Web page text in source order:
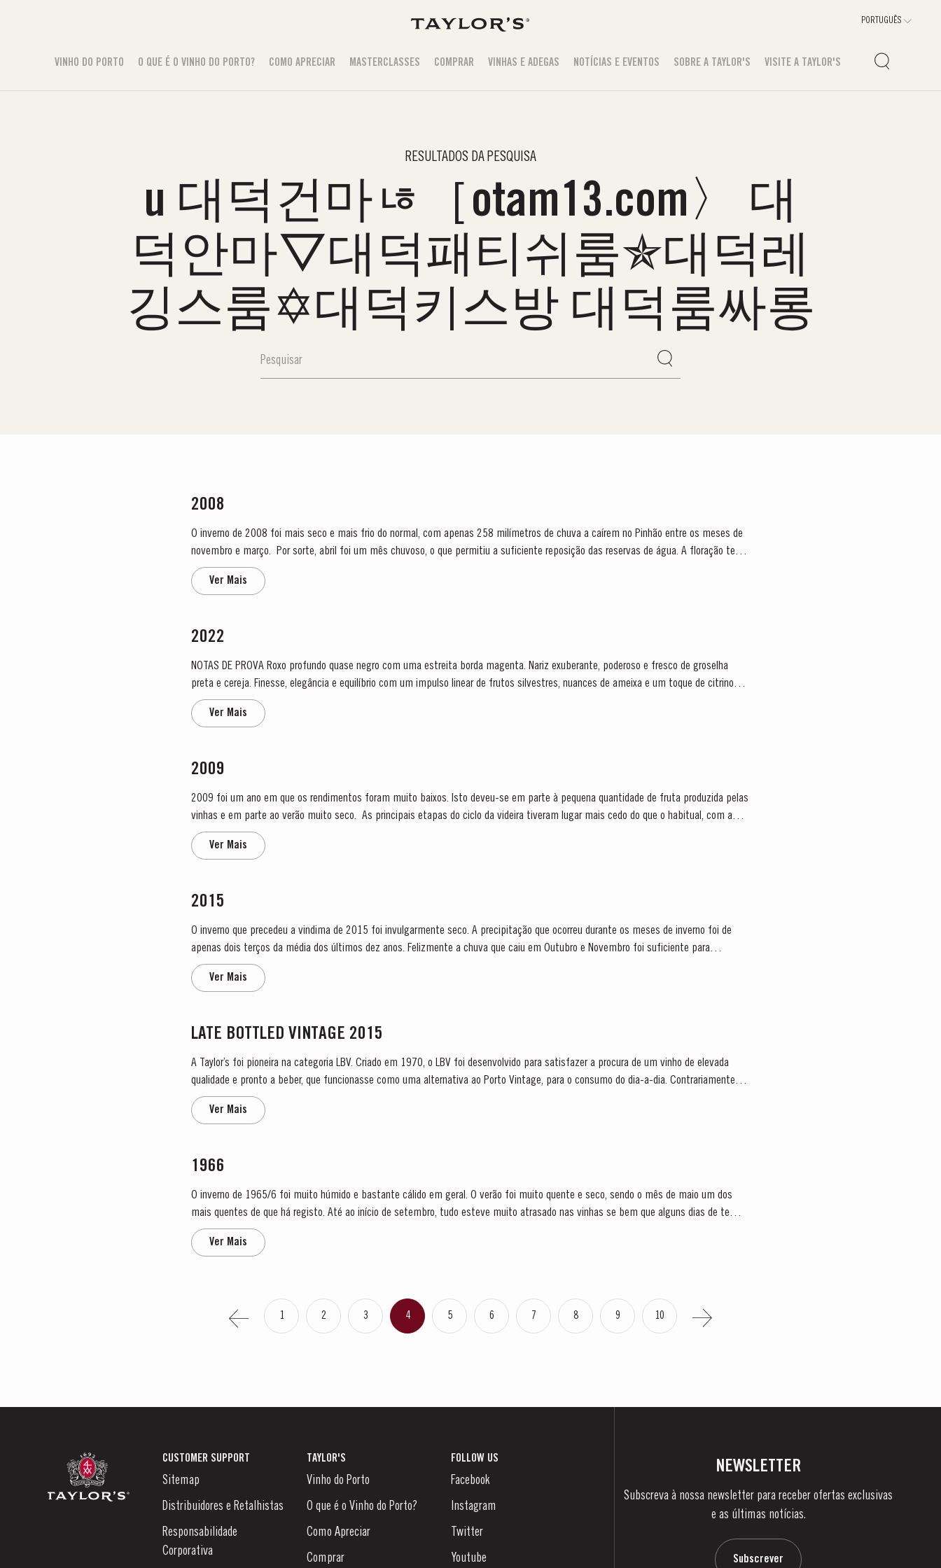
VINHO DO PORTO O QUE É O VINHO DO PORTO? COMO APRECIAR MASTERCLASSES COMPRAR VINHAS E ADEGAS NOTÍCIAS E EVENTOS SOBRE A TAYLOR'S VISITE A TAYLOR'S
RESULTADOS DA PESQUISA
u 대덕건마ㄶ［otam13.com〉 대
덕안마▽대덕패티쉬룸✯대덕레
깅스룸✡대덕키스방 대덕룸싸롱
2008
O inverno de 2008 foi mais seco e mais frio do normal, com apenas 258 milímetros de chuva a caírem no Pinhão entre os meses de
novembro e março. Por sorte, abril foi um mês chuvoso, o que permitiu a suficiente reposição das reservas de água. A floração teve
lugar em...
Ver Mais
2022
NOTAS DE PROVA Roxo profundo quase negro com uma estreita borda magenta. Nariz exuberante, poderoso e fresco de groselha
preta e cereja. Finesse, elegância e equilíbrio com um impulso linear de frutos silvestres, nuances de ameixa e um toque de citrinos e
marmelo. Este fundo denso é sobreposto por uma frescura encantadora...
Ver Mais
2009
2009 foi um ano em que os rendimentos foram muito baixos. Isto deveu-se em parte à pequena quantidade de fruta produzida pelas
vinhas e em parte ao verão muito seco. As principais etapas do ciclo da videira tiveram lugar mais cedo do que o habitual, com a
aparição dos rebentos a ocorrer nos primeiros dias de...
Ver Mais
2015
O inverno que precedeu a vindima de 2015 foi invulgarmente seco. A precipitação que ocorreu durante os meses de inverno foi de
apenas dois terços da média dos últimos dez anos. Felizmente a chuva que caiu em Outubro e Novembro foi suficiente para
assegurar os níveis de água na vinha. O tempo seco...
Ver Mais
LATE BOTTLED VINTAGE 2015
A Taylor’s foi pioneira na categoria LBV. Criado em 1970, o LBV foi desenvolvido para satisfazer a procura de um vinho de elevada
qualidade e pronto a beber, que funcionasse como uma alternativa ao Porto Vintage, para o consumo do dia-a-dia. Contrariamente ao
Porto Vintage, que é engarrafado após dois anos em madeira e que...
Ver Mais
1966
O inverno de 1965/6 foi muito húmido e bastante cálido em geral. O verão foi muito quente e seco, sendo o mês de maio um dos
mais quentes de que há registo. Até ao início de setembro, tudo esteve muito atrasado nas vinhas se bem que alguns dias de tempo
extremamente quente fizeram acelerar...
Ver Mais
1 2 3 4 5 6 7 8 9 10
CUSTOMER SUPPORT
Sitemap
Distribuidores e Retalhistas
Responsabilidade
Corporativa
TAYLOR'S
Vinho do Porto
O que é o Vinho do Porto?
Como Apreciar
Comprar
FOLLOW US
Facebook
Instagram
Twitter
Youtube
NEWSLETTER
Subscreva à nossa newsletter para receber ofertas exclusivas
e as últimas notícias.
Subscrever